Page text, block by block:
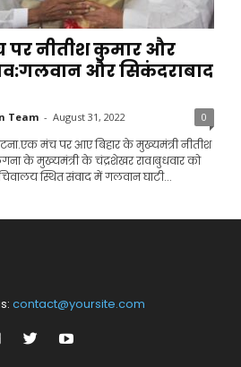
नीतीश कुमार और
और सिकंदराबाद
Team - August 31, 2022 0
मंच पर आए बिहार के मुख्यमंत्री नीतीश
के मुख्यमंत्री के चंद्रशेखर राव।बुधवार को
स्थित संवाद में गलवान घाटी...
contact@yoursite.com